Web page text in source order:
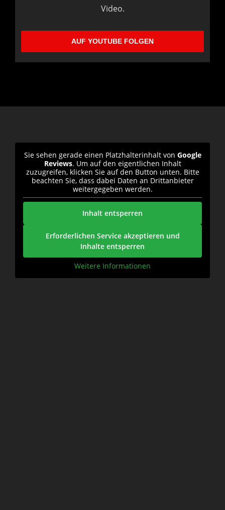
Video.
AUF YOUTUBE FOLGEN
Sie sehen gerade einen Platzhalterinhalt von Google
Reviews. Um auf den eigentlichen Inhalt
zuzugreifen, klicken Sie auf den Button unten. Bitte
beachten Sie, dass dabei Daten an Drittanbieter
weitergegeben werden.
Inhalt entsperren
Erforderlichen Service akzeptieren und
Inhalte entsperren
Weitere Informationen